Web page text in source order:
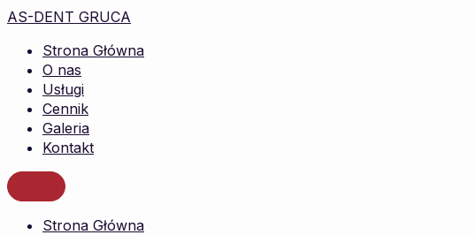
AS-DENT GRUCA
Strona Główna
O nas
Usługi
Cennik
Galeria
Kontakt
Strona Główna